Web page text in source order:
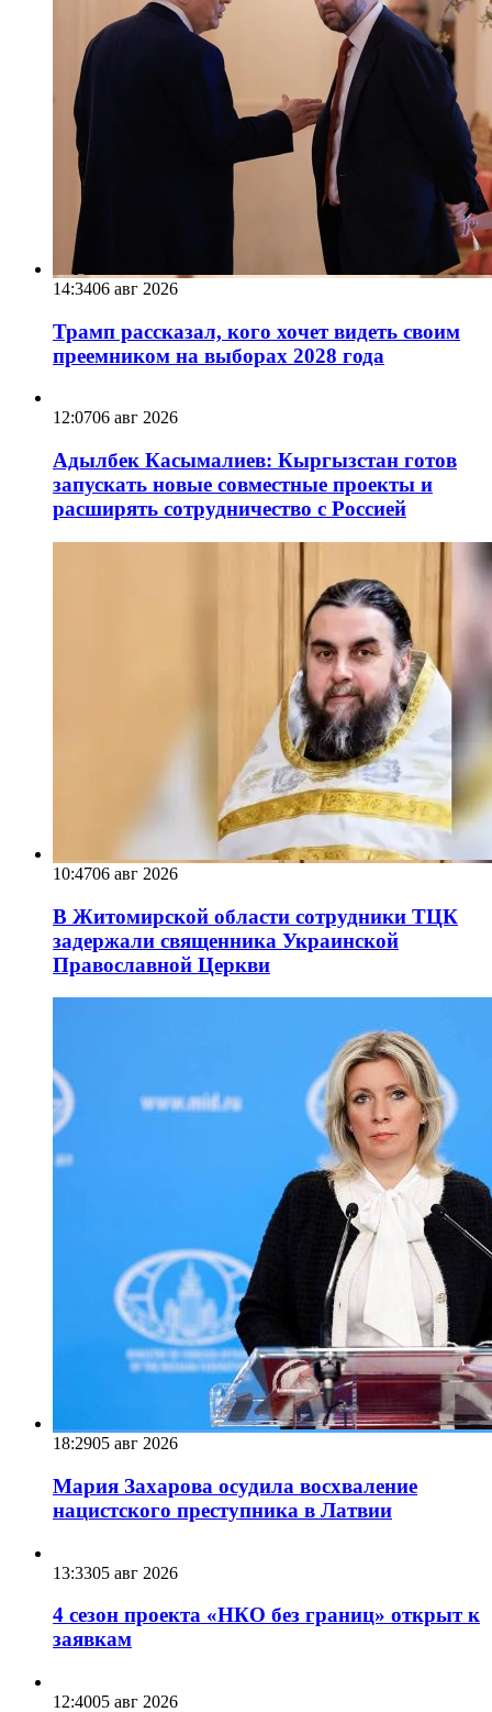
14:3406 авг 2026
Трамп рассказал, кого хочет видеть своим
преемником на выборах 2028 года
12:0706 авг 2026
Адылбек Касымалиев: Кыргызстан готов
запускать новые совместные проекты и
расширять сотрудничество с Россией
10:4706 авг 2026
В Житомирской области сотрудники ТЦК
задержали священника Украинской
Православной Церкви
18:2905 авг 2026
Мария Захарова осудила восхваление
нацистского преступника в Латвии
13:3305 авг 2026
4 сезон проекта «НКО без границ» открыт к
заявкам
12:4005 авг 2026